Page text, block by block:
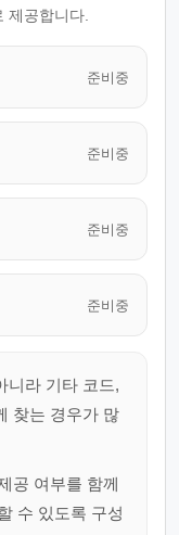
제공합니다.
준비중
준비중
준비중
준비중
니라 기타 코드,
찾는 경우가 많
공 여부를 함께
수 있도록 구성